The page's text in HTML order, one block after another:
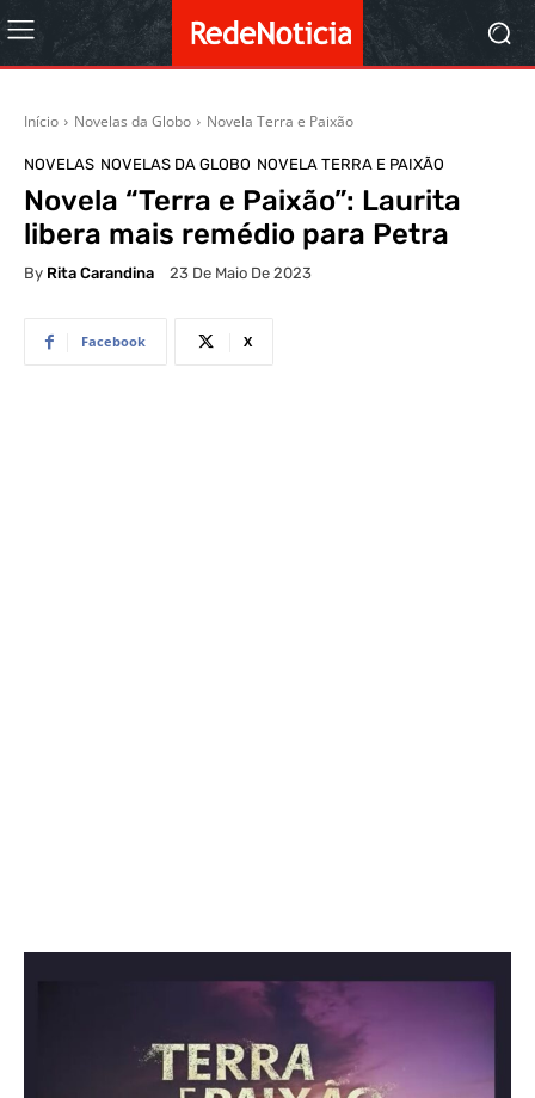
Início Novelas da Globo Novela Terra e Paixão
NOVELAS NOVELAS DA GLOBO NOVELA TERRA E PAIXÃO
Novela “Terra e Paixão”: Laurita
libera mais remédio para Petra
By Rita Carandina 23 De Maio De 2023
Facebook X